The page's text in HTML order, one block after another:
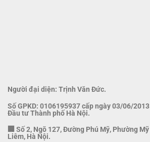
Người đại diện: Trịnh Văn Đức.
Số GPKD: 0106195937 cấp ngày 03/06/
Đầu tư Thành phố Hà Nội.
🏢 Số 2, Ngõ 127, Đường Phú Mỹ, Phường
Liêm, Hà Nội.